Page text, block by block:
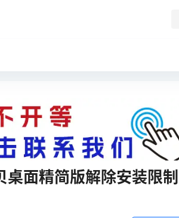
面精简版解除安装限制